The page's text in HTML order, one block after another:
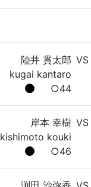
陸井 貫太郎
kugai kantaro
○44
VS
岸本 幸樹
kishimoto kouki
○46
VS